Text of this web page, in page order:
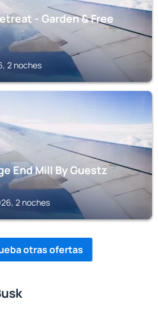
- Garden & Free
2 noches
End Mill By Guestz
2 noches
otras ofertas